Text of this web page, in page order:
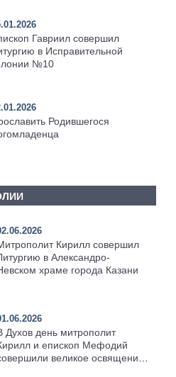
Гавриил совершил
в Исправительной
№10
Родившегося
Кирилл совершил
в Александро-
храме города Казани
Духов день митрополит
и епископ Мефодий
великое освящение